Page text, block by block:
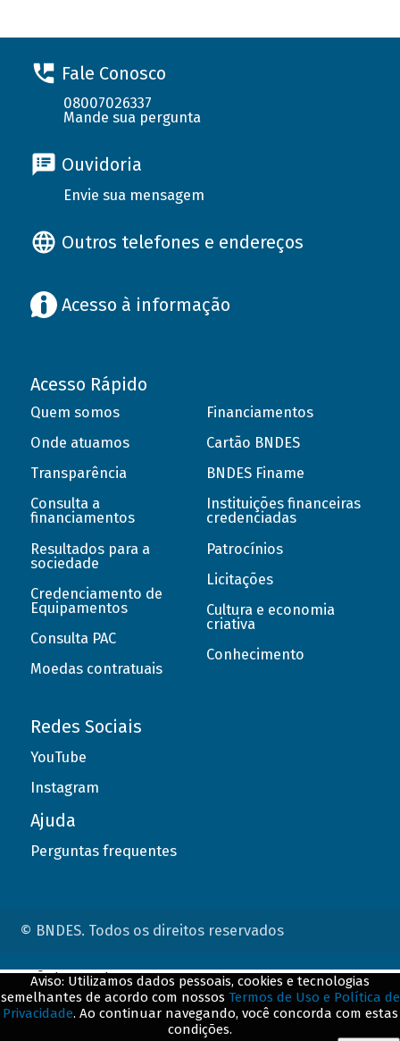
Fale Conosco
08007026337
Mande sua pergunta
Ouvidoria
Envie sua mensagem
Outros telefones e endereços
Acesso à informação
Acesso Rápido
Quem somos
Onde atuamos
Transparência
Consulta a
financiamentos
Resultados para a
sociedade
Credenciamento de
Equipamentos
Consulta PAC
Moedas contratuais
Financiamentos
Cartão BNDES
BNDES Finame
Instituições financeiras
credenciadas
Patrocínios
Licitações
Cultura e economia
criativa
Conhecimento
Redes Sociais
YouTube
Instagram
Ajuda
Perguntas frequentes
© BNDES. Todos os direitos reservados
Aviso: Utilizamos dados pessoais, cookies e tecnologias
semelhantes de acordo com nossos Termos de Uso e Política de
Privacidade. Ao continuar navegando, você concorda com estas
condições.
ConteÃºdo complementar
${title}${badge}